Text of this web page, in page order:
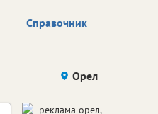
Справочник
Происшествия Здоровье
Орел